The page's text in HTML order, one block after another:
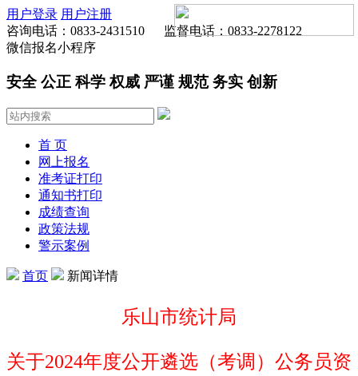
用户登录 用户注册
咨询电话：0833-2431510 监督电话：0833-2278122
微信报名小程序
安全 公正 科学 权威 严谨 规范 务实 创新
首 页
网上报名
准考证打印
通知书打印
成绩查询
政策法规
警示案例
首页 新闻详情
乐山市统计局
关于2024年度公开遴选（考调）公务员资